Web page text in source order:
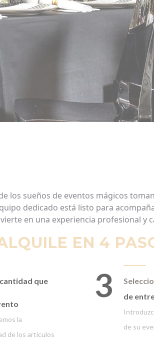
los sueños de eventos mágicos
dedicado está listo para
en una experiencia profesional y
EN 4
que
la
de los artículos
3
de
de su